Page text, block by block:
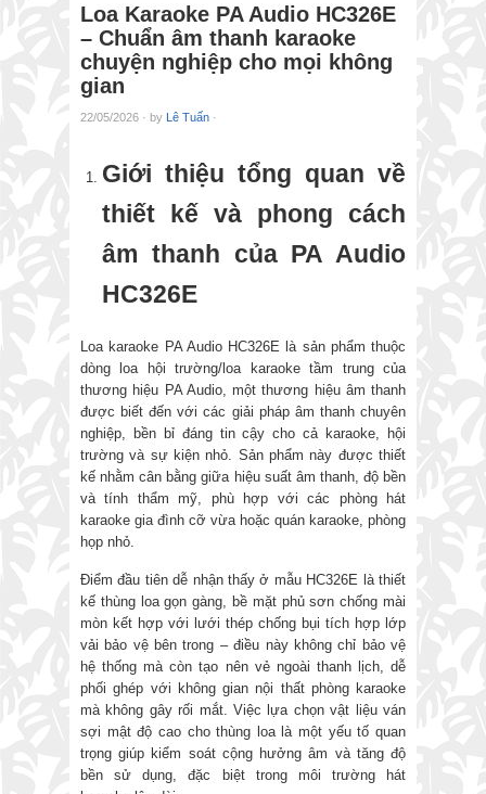
Loa Karaoke PA Audio HC326E
– Chuẩn âm thanh karaoke
chuyện nghiệp cho mọi không
gian
22/05/2026 · by Lê Tuấn ·
Giới thiệu tổng quan về
thiết kế và phong cách
âm thanh của PA Audio
HC326E
Loa karaoke PA Audio HC326E là sản phẩm thuộc
dòng loa hội trường/loa karaoke tầm trung của
thương hiệu PA Audio, một thương hiệu âm thanh
được biết đến với các giải pháp âm thanh chuyên
nghiệp, bền bỉ đáng tin cậy cho cả karaoke, hội
trường và sự kiện nhỏ. Sản phẩm này được thiết
kế nhằm cân bằng giữa hiệu suất âm thanh, độ bền
và tính thẩm mỹ, phù hợp với các phòng hát
karaoke gia đình cỡ vừa hoặc quán karaoke, phòng
họp nhỏ.
Điểm đầu tiên dễ nhận thấy ở mẫu HC326E là thiết
kế thùng loa gọn gàng, bề mặt phủ sơn chống mài
mòn kết hợp với lưới thép chống bụi tích hợp lớp
vải bảo vệ bên trong – điều này không chỉ bảo vệ
hệ thống mà còn tạo nên vẻ ngoài thanh lịch, dễ
phối ghép với không gian nội thất phòng karaoke
mà không gây rối mắt. Việc lựa chọn vật liệu ván
sợi mật độ cao cho thùng loa là một yếu tố quan
trọng giúp kiểm soát cộng hưởng âm và tăng độ
bền sử dụng, đặc biệt trong môi trường hát